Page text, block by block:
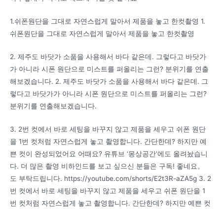
1.쉬폰원단을 그대로 자연스럽게 말아서 제품을 놓고 한컷촬영 1.
쉬폰원단을 그대로 자연스럽게 말아서 제품을 놓고 한컷촬영
2. 제주도 바닷가 소품을 사용해서 바다 같은데. 그렇다고 바닷가
가 아니라 시폰 원단으로 미스트를 퍼올리는 그런? 분위기를 연출
해보겠습니다. 2. 제주도 바닷가 소품을 사용해서 바다 같은데. 그
렇다고 바닷가가 아니라 시폰 원단으로 미스트를 퍼올리는 그런?
분위기를 연출해보겠습니다.
3. 2번 컷에서 바로 세팅을 바꾸지 않고 제품을 세우고 쉬폰 원단
을 1번 컷처럼 자연스럽게 놓고 촬영합니다. 간단한데? 하지만 예
쁜 컷이 완성되었어요 어때요? 유튜브 ‘몽상공간’에도 올려놨습니
다. 더 많은 촬영 비하인드를 보고 싶으신 분들은 구독! 좋네요。
도 부탁드립니다. https://youtube.com/shorts/E2t3R-aZA5g 3. 2
번 컷에서 바로 세팅을 바꾸지 않고 제품을 세우고 쉬폰 원단을 1
번 컷처럼 자연스럽게 놓고 촬영합니다. 간단한데? 하지만 예쁜 컷